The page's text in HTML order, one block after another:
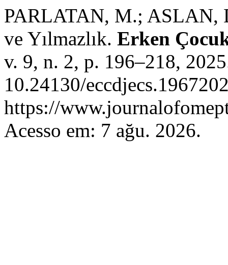
PARLATAN, M.; ASLAN,
ve Yılmazlık. Erken
v. 9, n. 2, p. 196–218,
10.24130/
https://
Acesso em: 7 ağu. 2026.